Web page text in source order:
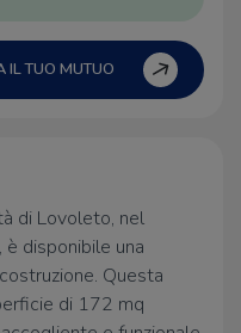
IL TUO MUTUO
di Lovoleto, nel
è disponibile una
Questa
di 172 mq